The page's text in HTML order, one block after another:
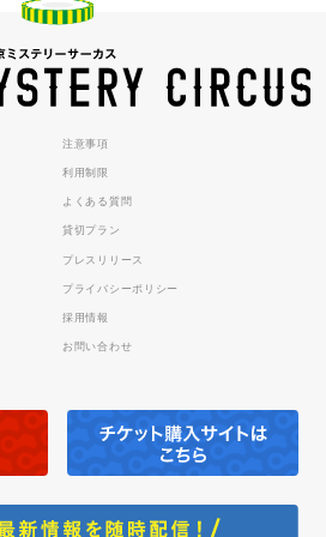
注意事項
利用制限
よくある質問
貸切プラン
プレスリリース
プライバシーポリシー
採用情報
お問い合わせ